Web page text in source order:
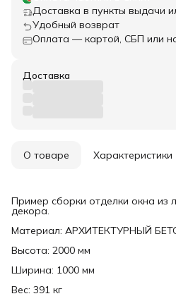
Доставка в пункты выдачи
Удобный возврат
Оплата — картой, СБП или
Доставка
О товаре Характеристики
Пример сборки отделки окна из
декора.
Материал: АРХИТЕКТУРНЫЙ
Высота: 2000 мм
Ширина: 1000 мм
Вес: 391 кг